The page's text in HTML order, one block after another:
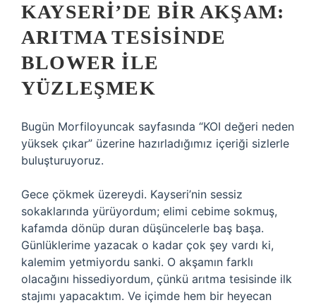
KAYSERI’DE BIR AKŞAM:
ARITMA TESISINDE
BLOWER ILE
YÜZLEŞMEK
Bugün Morfiloyuncak sayfasında “KOI değeri neden
yüksek çıkar” üzerine hazırladığımız içeriği sizlerle
buluşturuyoruz.
Gece çökmek üzereydi. Kayseri’nin sessiz
sokaklarında yürüyordum; elimi cebime sokmuş,
kafamda dönüp duran düşüncelerle baş başa.
Günlüklerime yazacak o kadar çok şey vardı ki,
kalemim yetmiyordu sanki. O akşamın farklı
olacağını hissediyordum, çünkü arıtma tesisinde ilk
stajımı yapacaktım. Ve içimde hem bir heyecan